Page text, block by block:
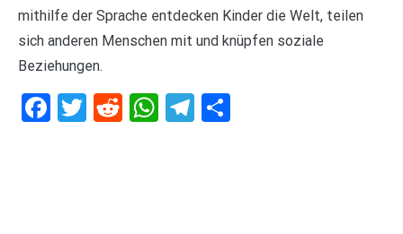
mithilfe der Sprache entdecken Kinder die Welt, teilen
sich anderen Menschen mit und knüpfen soziale
Beziehungen.
Facebook
Twitter
RedditWhatsApp
Telegram